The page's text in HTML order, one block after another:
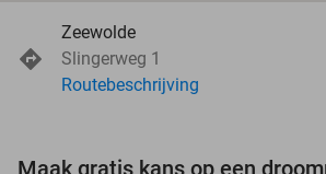
Zeewolde
Slingerweg 1
Routebeschrijving